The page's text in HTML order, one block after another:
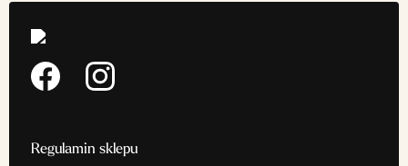
Regulamin sklepu